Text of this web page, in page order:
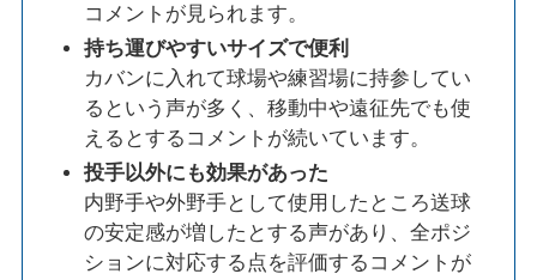
コメントが見られます。
持ち運びやすいサイズで便利
カバンに入れて球場や練習場に持参してい
るという声が多く、移動中や遠征先でも使
えるとするコメントが続いています。
投手以外にも効果があった
内野手や外野手として使用したところ送球
の安定感が増したとする声があり、全ポジ
ションに対応する点を評価するコメントが